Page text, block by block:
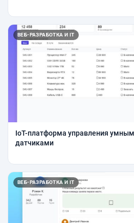
ВЕБ-РАЗРАБОТКА И IT
IoT-платформа управления
датчиками
ВЕБ-РАЗРАБОТКА И IT